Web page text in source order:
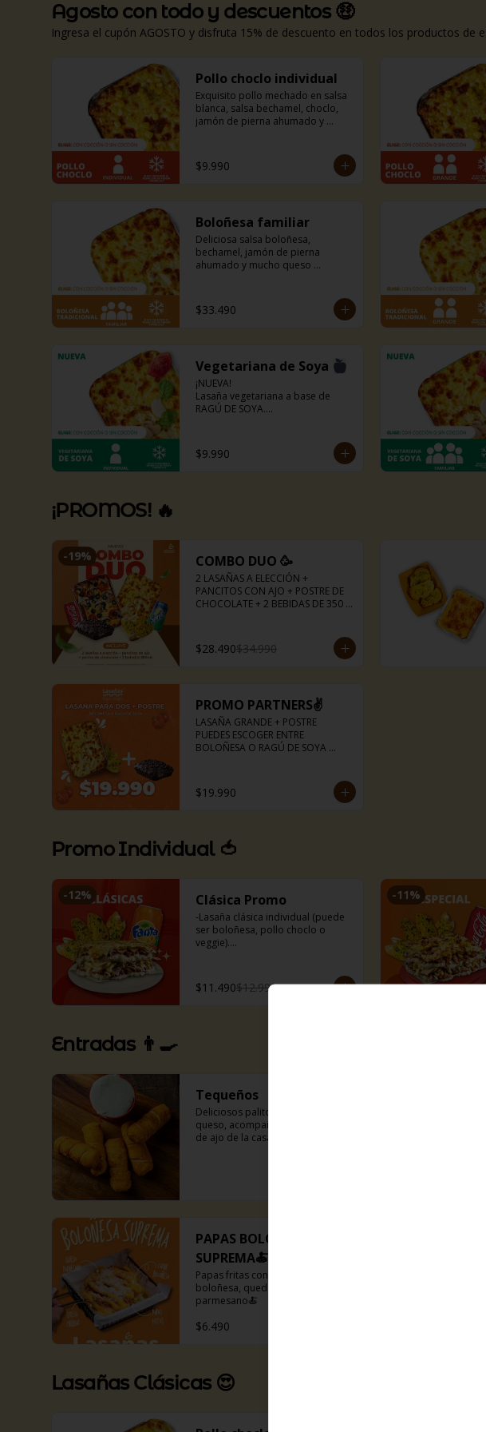
Agosto con todo y descuentos 🤑
Ingresa el cupón AGOSTO y disfruta 15% de descuento en todos los productos
Pollo choclo individual
Exquisito pollo mechado en salsa
blanca, salsa bechamel, choclo,
jamón de pierna ahumado y
perejil receta de la casa.
$9.990
Boloñesa familiar
Deliciosa salsa boloñesa,
bechamel, jamón de pierna
ahumado y mucho queso
de la casa.
$33.490
Vegetariana de Soya
¡NUEVA!
Lasaña vegetariana a base de
RAGÚ DE SOYA.
Disponible en todas sus versiones.
NOTA: Puede contener trazas de
$9.990
¡PROMOS! 🔥
-19% COMBO DUO 🥳
2 LASAÑAS A ELECCIÓN +
PANCITOS CON AJO + POSTRE DE
CHOCOLATE + 2 BEBIDAS DE 350
$28.490$34.990
PROMO PARTNERS✌️
LASAÑA GRANDE + POSTRE
PUEDES ESCOGER ENTRE
BOLOÑESA O RAGÚ DE SOYA
Pancitos de ajo (6uds)
$19.990
Promo Individual 🍅
-12% Clásica Promo
-Lasaña clásica individual (puede
ser boloñesa, pollo choclo o
veggie).
ajo (3uds).
$11.490$12.990
-11%
Entradas 👨‍🍳
Tequeños
Deliciosos palitos rellenos de
queso, acompañados con salsa
de ajo de la casa.
PAPAS BOLOÑESA
SUPREMA🍝
Papas fritas con topping de carne
boloñesa, quedo cheddar y queso
parmesano🍝
$6.490
Lasañas Clásicas 😍